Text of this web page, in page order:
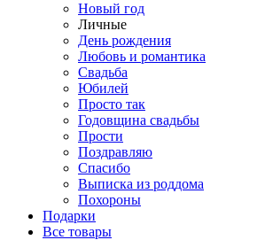
Новый год
Личные
День рождения
Любовь и романтика
Свадьба
Юбилей
Просто так
Годовщина свадьбы
Прости
Поздравляю
Спасибо
Выписка из роддома
Похороны
Подарки
Все товары